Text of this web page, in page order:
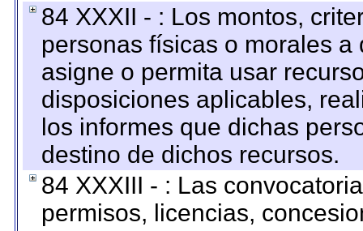
84 XXXII - : Los montos,
personas físicas o morales
asigne o permita usar
disposiciones aplicables,
los informes que dichas
destino de dichos recursos.
84 XXXIII - : Las
permisos, licencias,